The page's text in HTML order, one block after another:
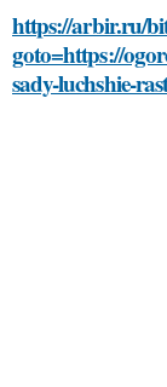
https://arbir.ru/
goto=https://
sady-luchshie-